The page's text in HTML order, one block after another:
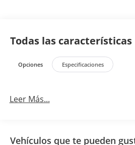
Todas las características
Opciones Especificaciones
Leer Más...
Vehículos que te pueden